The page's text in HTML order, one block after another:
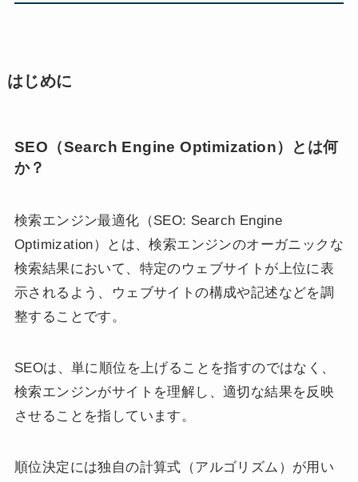
はじめに
SEO（Search Engine Optimization）とは何
か？
検索エンジン最適化（SEO: Search Engine
Optimization）とは、検索エンジンのオーガニックな
検索結果において、特定のウェブサイトが上位に表
示されるよう、ウェブサイトの構成や記述などを調
整することです。
SEOは、単に順位を上げることを指すのではなく、
検索エンジンがサイトを理解し、適切な結果を反映
させることを指しています。
順位決定には独自の計算式（アルゴリズム）が用い